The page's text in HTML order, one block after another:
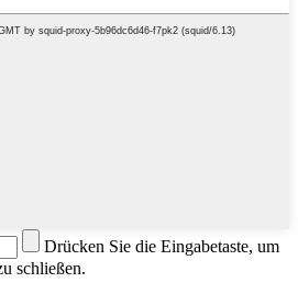
Drücken Sie die Eingabetaste, um
schließen.